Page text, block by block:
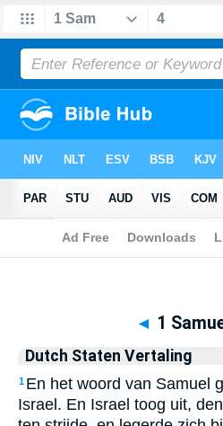
Biblia>Dutch Staten Vertaling >
◄ 1
Dutch Staten Vertaling
1 En het woord van Samuel
Israel. En Israel toog uit,